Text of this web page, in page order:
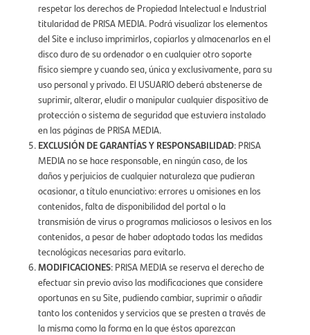
respetar los derechos de Propiedad Intelectual e Industrial
titularidad de PRISA MEDIA. Podrá visualizar los elementos
del Site e incluso imprimirlos, copiarlos y almacenarlos en el
disco duro de su ordenador o en cualquier otro soporte
físico siempre y cuando sea, única y exclusivamente, para su
uso personal y privado. El USUARIO deberá abstenerse de
suprimir, alterar, eludir o manipular cualquier dispositivo de
protección o sistema de seguridad que estuviera instalado
en las páginas de PRISA MEDIA.
EXCLUSIÓN DE GARANTÍAS Y RESPONSABILIDAD: PRISA
MEDIA no se hace responsable, en ningún caso, de los
daños y perjuicios de cualquier naturaleza que pudieran
ocasionar, a título enunciativo: errores u omisiones en los
contenidos, falta de disponibilidad del portal o la
transmisión de virus o programas maliciosos o lesivos en los
contenidos, a pesar de haber adoptado todas las medidas
tecnológicas necesarias para evitarlo.
MODIFICACIONES: PRISA MEDIA se reserva el derecho de
efectuar sin previo aviso las modificaciones que considere
oportunas en su Site, pudiendo cambiar, suprimir o añadir
tanto los contenidos y servicios que se presten a través de
la misma como la forma en la que éstos aparezcan